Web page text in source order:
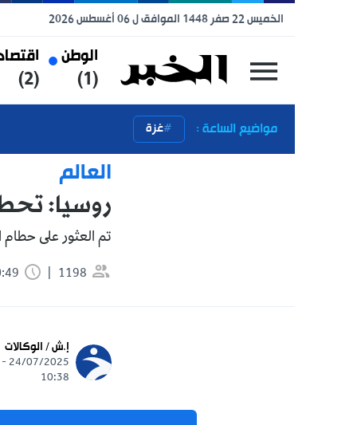
(1)
اقتصاد
(2)
رياضة
(3)
مواضيع الساعة : غزة
روسيا: تحطم طائرة
تم العثور على حطام الطائرة على بعد نحو 15 كم
0:49 دقيقة
إ.ش / الوكالات
24/07/2025 -
10:38
تابعنا
news